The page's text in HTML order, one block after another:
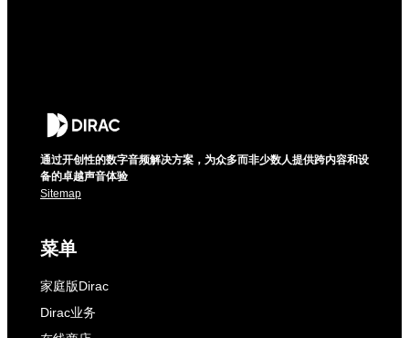
通过开创性的数字音频解决方案，为众多而非少数人提供跨内容和设
备的卓越声音体验
Sitemap
菜单
家庭版Dirac
Dirac业务